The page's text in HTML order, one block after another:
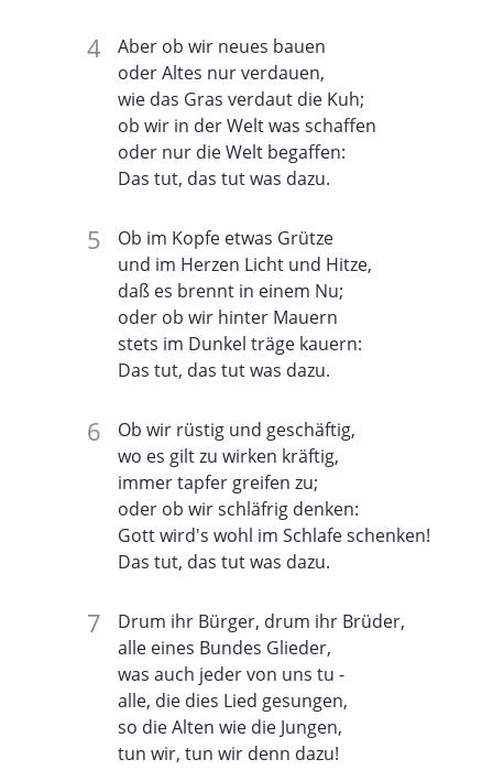
Aber ob wir neues bauen
oder Altes nur verdauen,
wie das Gras verdaut die Kuh;
ob wir in der Welt was schaffen
oder nur die Welt begaffen:
Das tut, das tut was dazu.
Ob im Kopfe etwas Grütze
und im Herzen Licht und Hitze,
daß es brennt in einem Nu;
oder ob wir hinter Mauern
stets im Dunkel träge kauern:
Das tut, das tut was dazu.
Ob wir rüstig und geschäftig,
wo es gilt zu wirken kräftig,
immer tapfer greifen zu;
oder ob wir schläfrig denken:
Gott wird's wohl im Schlafe schenken!
Das tut, das tut was dazu.
Drum ihr Bürger, drum ihr Brüder,
alle eines Bundes Glieder,
was auch jeder von uns tu -
alle, die dies Lied gesungen,
so die Alten wie die Jungen,
tun wir, tun wir denn dazu!